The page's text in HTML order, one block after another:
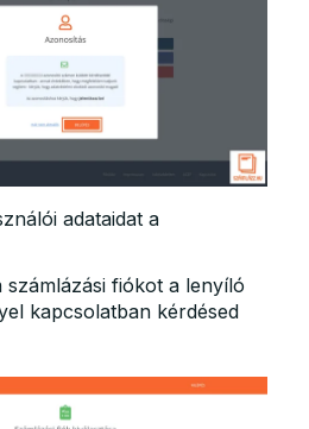
adataidat a
számlázási fiókot a lenyíló
kapcsolatban kérdésed